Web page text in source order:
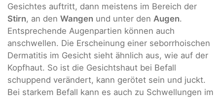
Gesichtes auftritt, dann meistens im Bereich der
Stirn, an den Wangen und unter den Augen.
Entsprechende Augenpartien können auch
anschwellen. Die Erscheinung einer seborrhoischen
Dermatitis im Gesicht sieht ähnlich aus, wie auf der
Kopfhaut. So ist die Gesichtshaut bei Befall
schuppend verändert, kann gerötet sein und juckt.
Bei starkem Befall kann es auch zu Schwellungen im